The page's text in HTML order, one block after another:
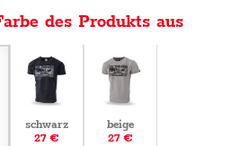
des Produkts aus
schwarz
27 €
beige
27 €